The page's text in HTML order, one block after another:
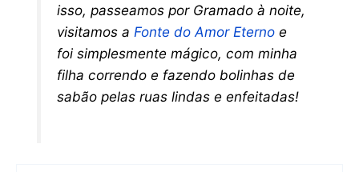
isso, passeamos por Gramado à noite,
visitamos a Fonte do Amor Eternoe
foi simplesmente mágico, com minha
filha correndo e fazendo bolinhas de
sabão pelas ruas lindas e enfeitadas!